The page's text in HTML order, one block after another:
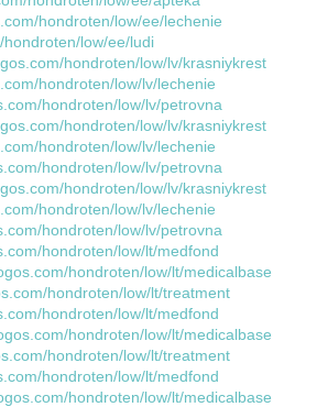
hondroten/low/ee/lechenie
low/ee/ludi
hondroten/low/lv/krasniykrest
hondroten/low/lv/lechenie
hondroten/low/lv/petrovna
hondroten/low/lv/krasniykrest
hondroten/low/lv/lechenie
hondroten/low/lv/petrovna
hondroten/low/lv/krasniykrest
hondroten/low/lv/lechenie
hondroten/low/lv/petrovna
hondroten/low/lt/medfond
hondroten/low/lt/medicalbase
hondroten/low/lt/treatment
hondroten/low/lt/medfond
hondroten/low/lt/medicalbase
hondroten/low/lt/treatment
hondroten/low/lt/medfond
hondroten/low/lt/medicalbase